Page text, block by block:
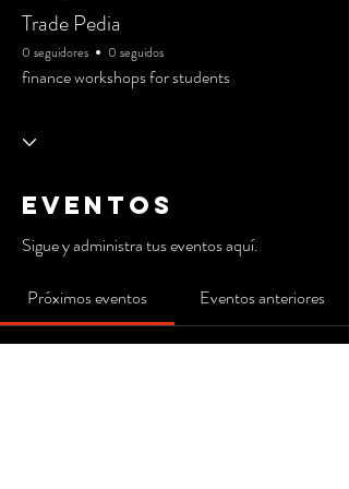
Trade Pedia
0 seguidores 0 seguidos
finance workshops for students
Eventos
Sigue y administra tus eventos aquí.
Próximos eventos Eventos anteriores